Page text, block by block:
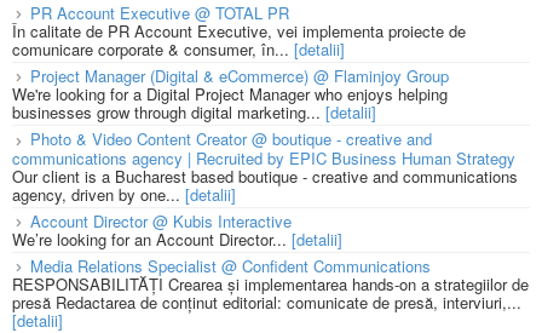
PR Account Executive @ TOTAL PR
În calitate de PR Account Executive, vei implementa proiecte de
comunicare corporate & consumer, în... [detalii]
Project Manager (Digital & eCommerce) @ Flaminjoy Group
We're looking for a Digital Project Manager who enjoys helping
businesses grow through digital marketing... [detalii]
Photo & Video Content Creator @ boutique - creative and
communications agency | Recruited by EPIC Business Human Strategy
Our client is a Bucharest based boutique - creative and communications
agency, driven by one... [detalii]
Account Director @ Kubis Interactive
We’re looking for an Account Director... [detalii]
Media Relations Specialist @ Confident Communications
RESPONSABILITĂȚI Crearea și implementarea hands-on a strategiilor de
presă Redactarea de conținut editorial: comunicate de presă, interviuri,...
[detalii]